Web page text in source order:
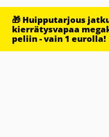
🎁 Huipputarjous
kierrätysvapaa
peliin - vain 1 eurolla!